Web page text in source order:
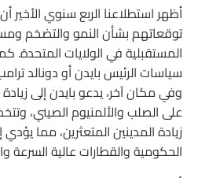
أظهر استطلاعنا الربع سنوي الأخير
توقعاتهم بشأن النمو والتضخم
المستقبلية في الولايات المتحدة.
سياسات الرئيس بايدن أو دونالد
وفي مكان آخر، يدعو بايدن إلى
على الصلب والألمنيوم الصيني،
زيادة المدينين المتعثرين، مما
الحكومية والقطارات عالية السرعة